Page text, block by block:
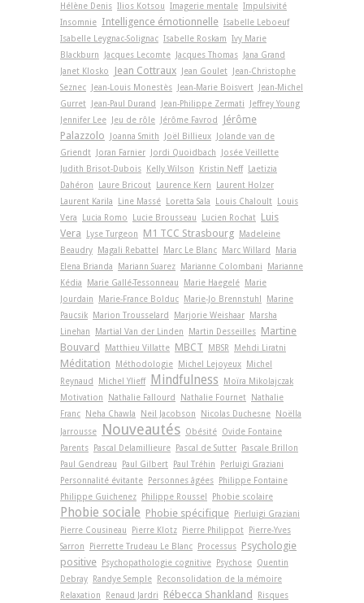
Hélène Denis Ilios Kotsou Imagerie mentale Impulsivité
Insomnie Intelligence émotionnelle Isabelle Leboeuf
Isabelle Leygnac-Solignac Isabelle Roskam Ivy Marie
Blackburn
Jacques Lecomte Jacques Thomas
Jana Grand
Janet Klosko
Jean Cottraux Jean Goulet
Jean-Christophe
Seznec
Jean-Louis Monestès Jean-Marie Boisvert
Jean-Michel
Gurret
Jean-Paul Durand Jean-Philippe Zermati
Jeffrey Young
Jennifer Lee
Jeu de rôle Jérôme Favrod
Jérôme
Palazzolo
Joanna Smith Joël Billieux
Jolande van de
Griendt
Joran Farnier Jordi Quoidbach
Josée Veillette
Judith Brisot-Dubois
Kelly Wilson Kristin Neff
Laetizia
Dahéron
Laure Bricout Laurence Kern
Laurent Holzer
Laurent Karila
Line Massé Loretta Sala Louis Chaloult
Louis
Vera
Lucia Romo Lucie Brousseau Lucien Rochat Luis
Vera
Lyse Turgeon M1 TCC Strasbourg
Madeleine
Beaudry
Magali Rebattel Marc Le Blanc Marc Willard
Maria
Elena Brianda
Mariann Suarez Marianne Colombani
Marianne
Kédia
Marie Gallé-Tessonneau Marie Haegelé
Marie
Jourdain
Marie-France Bolduc Marie-Jo Brennstuhl
Marine
Paucsik
Marion Trousselard Marjorie Weishaar
Marsha
Linehan
Martial Van der Linden Martin Desseilles Martine
Bouvard
Matthieu Villatte MBCT MBSR Mehdi Liratni
Méditation Méthodologie Michel Lejoyeux
Michel
Reynaud
Michel Ylieff Mindfulness
Moïra Mikolajczak
Motivation
Nathalie Fallourd Nathalie Fournet
Nathalie
Franc
Neha Chawla Neil Jacobson Nicolas Duchesne
Noëlla
Jarrousse
Nouveautés Obésité Ovide Fontaine
Parents
Pascal Delamillieure Pascal de Sutter
Pascale Brillon
Paul Gendreau
Paul Gilbert Paul Tréhin
Perluigi Graziani
Personnalité évitante
Personnes âgées
Philippe Fontaine
Philippe Guichenez
Philippe Roussel Phobie scolaire
Phobie sociale Phobie spécifique
Pierluigi Graziani
Pierre Cousineau
Pierre Klotz Pierre Philippot
Pierre-Yves
Sarron
Pierrette Trudeau Le Blanc Processus Psychologie
positive
Psychopathologie cognitive Psychose Quentin
Debray
Randye Semple
Reconsolidation de la mémoire
Relaxation
Renaud Jardri Rébecca Shankland
Risques